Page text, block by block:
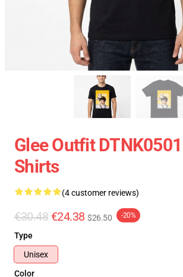
Glee Outfit
Shirts
(4 customer reviews)
€30.48 €24.38 $26.50 -20%
Type
Unisex
Color